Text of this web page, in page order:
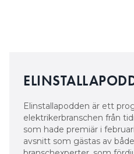
Elinstallapodden är ett
elektrikerbranschen från
som hade premiär i
avsnitt som gästas av